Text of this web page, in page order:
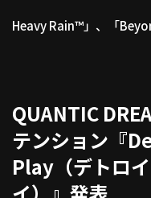
Heavy Rain™」、「
QUANTIC
テンション『
Play（デトロ